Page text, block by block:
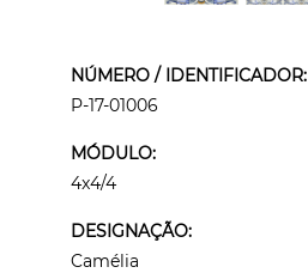
NÚMERO / IDENTIFICADOR:
P-17-01006
MÓDULO:
4x4/4
DESIGNAÇÃO:
Camélia